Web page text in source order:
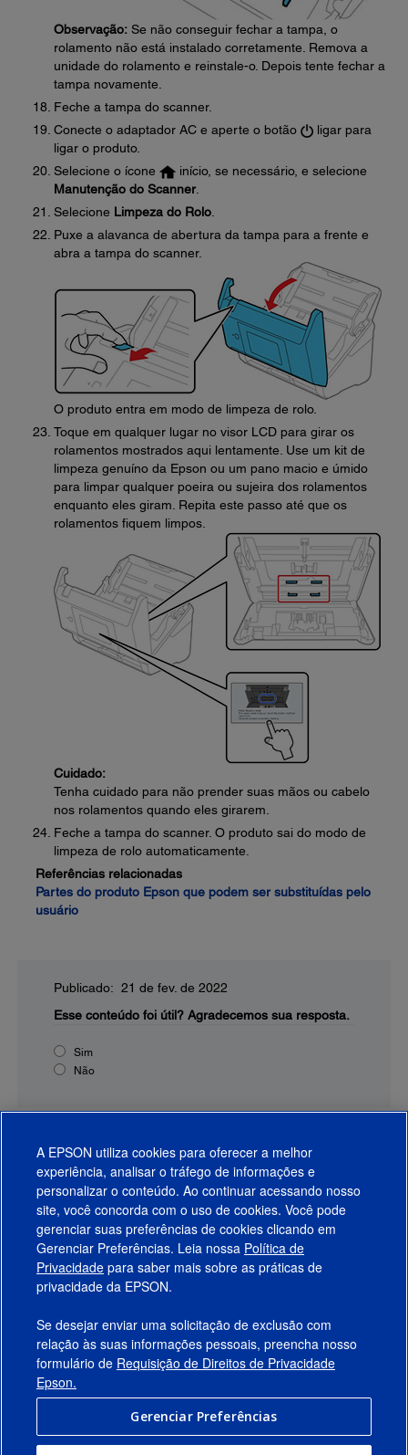
Observação: Se não conseguir fechar a tampa, o
rolamento não está instalado corretamente. Remova a
unidade do rolamento e reinstale-o. Depois tente fechar a
tampa novamente.
Feche a tampa do scanner.
Conecte o adaptador AC e aperte o botão
ligar para
ligar o produto.
Selecione o ícone
início, se necessário, e selecione
Manutenção do Scanner.
Selecione Limpeza do Rolo
Puxe a alavanca de abertura da tampa para a frente e
abra a tampa do scanner.
O produto entra em modo de limpeza de rolo.
Toque em qualquer lugar no visor LCD para girar os
rolamentos mostrados aqui lentamente. Use um kit de
limpeza genuíno da Epson ou um pano macio e úmido
para limpar qualquer poeira ou sujeira dos rolamentos
enquanto eles giram. Repita este passo até que os
rolamentos fiquem limpos.
Cuidado:
Tenha cuidado para não prender suas mãos ou cabelo
nos rolamentos quando eles girarem.
Feche a tampa do scanner. O produto sai do modo de
limpeza de rolo automaticamente.
Referências relacionadas
Partes do produto Epson que podem ser substituídas pelo
usuário
Publicado: 21 de fev. de 2022
Esse conteúdo foi útil? Agradecemos sua resposta.
Sim
Não
Produtos
Suporte
Links Sugeridos
Empresa
Conecte-se com a Epson
A EPSON utiliza cookies para oferecer a melhor
experiência, analisar o tráfego de informações e
personalizar o conteúdo. Ao continuar acessando nosso
site, você concorda com o uso de cookies. Você pode
gerenciar suas preferências de cookies clicando em
Gerenciar Preferências. Leia nossa Política de
Privacidade para saber mais sobre as práticas de
privacidade da EPSON.
Se desejar enviar uma solicitação de exclusão com
relação às suas informações pessoais, preencha nosso
formulário de Requisição de Direitos de Privacidade
Epson.
Gerenciar Preferências